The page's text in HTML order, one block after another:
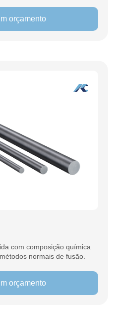
orçamento
com composição química
normais de fusão.
orçamento